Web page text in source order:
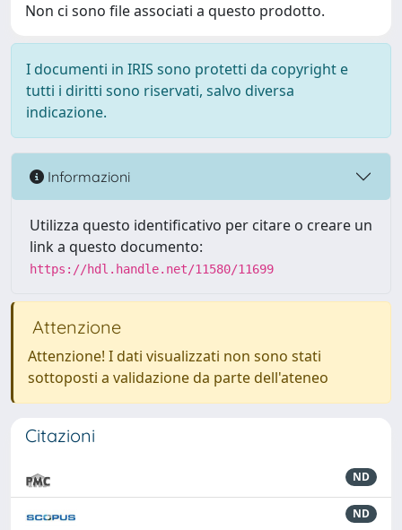
Non ci sono file associati a questo prodotto.
I documenti in IRIS sono protetti da copyright e
tutti i diritti sono riservati, salvo diversa
indicazione.
Informazioni
Utilizza questo identificativo per citare o creare un
link a questo documento:
https://hdl.handle.net/11580/11699
Attenzione
Attenzione! I dati visualizzati non sono stati
sottoposti a validazione da parte dell'ateneo
Citazioni
ND
ND